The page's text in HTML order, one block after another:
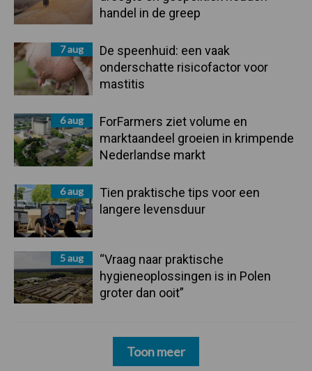
handel in de greep
7 aug
De speenhuid: een vaak
onderschatte risicofactor voor
mastitis
6 aug
ForFarmers ziet volume en
marktaandeel groeien in krimpende
Nederlandse markt
6 aug
Tien praktische tips voor een
langere levensduur
5 aug
“Vraag naar praktische
hygieneoplossingen is in Polen
groter dan ooit”
Toon meer